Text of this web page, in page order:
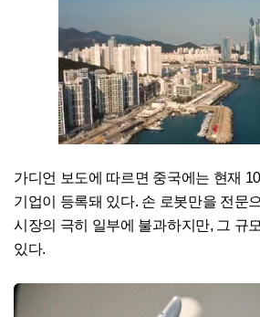
가디언 보도에 따르면 중국에는 현재
기업이 등록돼 있다. 손 로봇만을 전문
시장의 극히 일부에 불과하지만, 그 규
있다.